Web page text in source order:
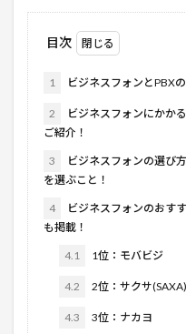
目次
1 ビジネスフォンとPBX
2
ビジネスフォンにかか
ご紹介！
3
ビジネスフォンの選び
を選ぶこと！
4
ビジネスフォンのおす
も掲載！
4.1 1位：モバビジ
4.2 2位：サクサ(SAXA)
4.3 3位：ナカヨ